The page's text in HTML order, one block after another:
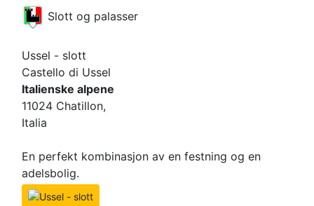
Slott og palasser
Ussel - slott
Castello di Ussel
Italienske alpene
11024 Chatillon,
Italia
En perfekt kombinasjon av en festning og en
adelsbolig.